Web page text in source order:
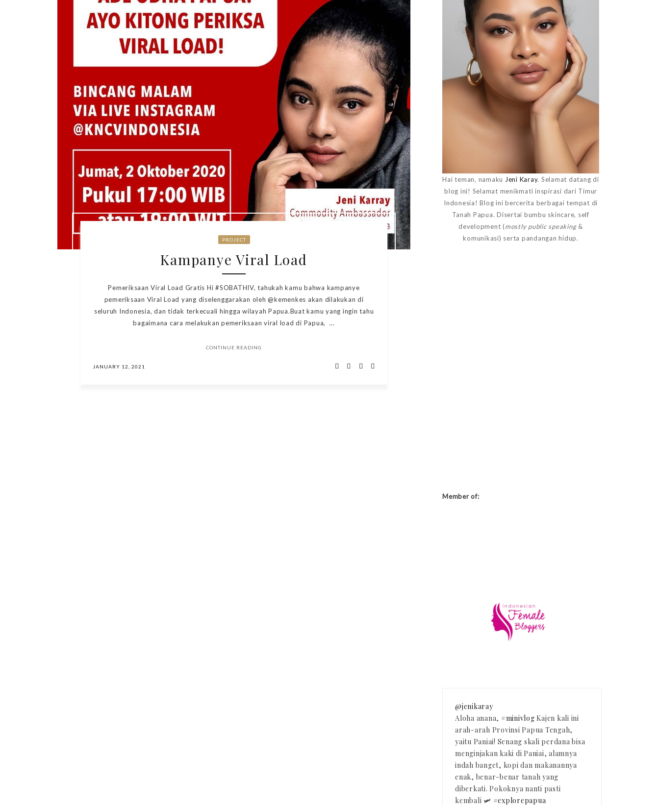
PROJECT
Kampanye Viral Load
Pemeriksaan Viral Load Gratis Hi #SOBATHIV, tahukah kamu bahwa kampanye
pemeriksaan Viral Load yang diselenggarakan oleh @kemenkes akan dilakukan di
seluruh Indonesia, dan tidak terkecuali hingga wilayah Papua.Buat kamu yang ingin tahu
bagaimana cara melakukan pemeriksaan viral load di Papua, ...
CONTINUE READING
JANUARY 12, 2021
Hai teman, namaku Jeni Karay. Selamat datang di
blog ini! Selamat menikmati inspirasi dari Timur
Indonesia! Blog ini bercerita berbagai tempat di
Tanah Papua. Disertai bumbu skincare, self
development (mostly public speaking&
komunikasi) serta pandangan hidup.
Member of:
@jenikaray
Aloha anana, #minivlog Kajen kali ini
arah-arah Provinsi Papua Tengah,
yaitu Paniai! Senang skali perdana bisa
menginjakan kaki di Paniai, alamnya
indah banget, kopi dan makanannya
enak, benar-benar tanah yang
diberkati. Pokoknya nanti pasti
kembali 🛩️ #explorepapua